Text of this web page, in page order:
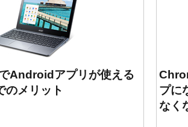
Androidアプリが使える
のメリット
プに
なく